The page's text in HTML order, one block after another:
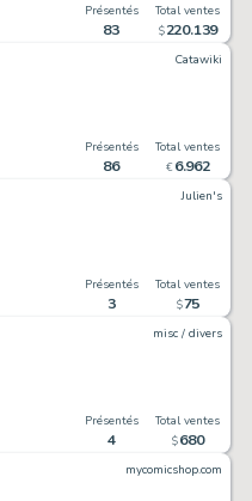
Présentés
83
Total ventes
$220.139
Catawiki
Présentés
86
Total ventes
€ 6.962
Julien's
Présentés
3
Total ventes
$75
misc / divers
Présentés
4
Total ventes
$680
mycomicshop.com